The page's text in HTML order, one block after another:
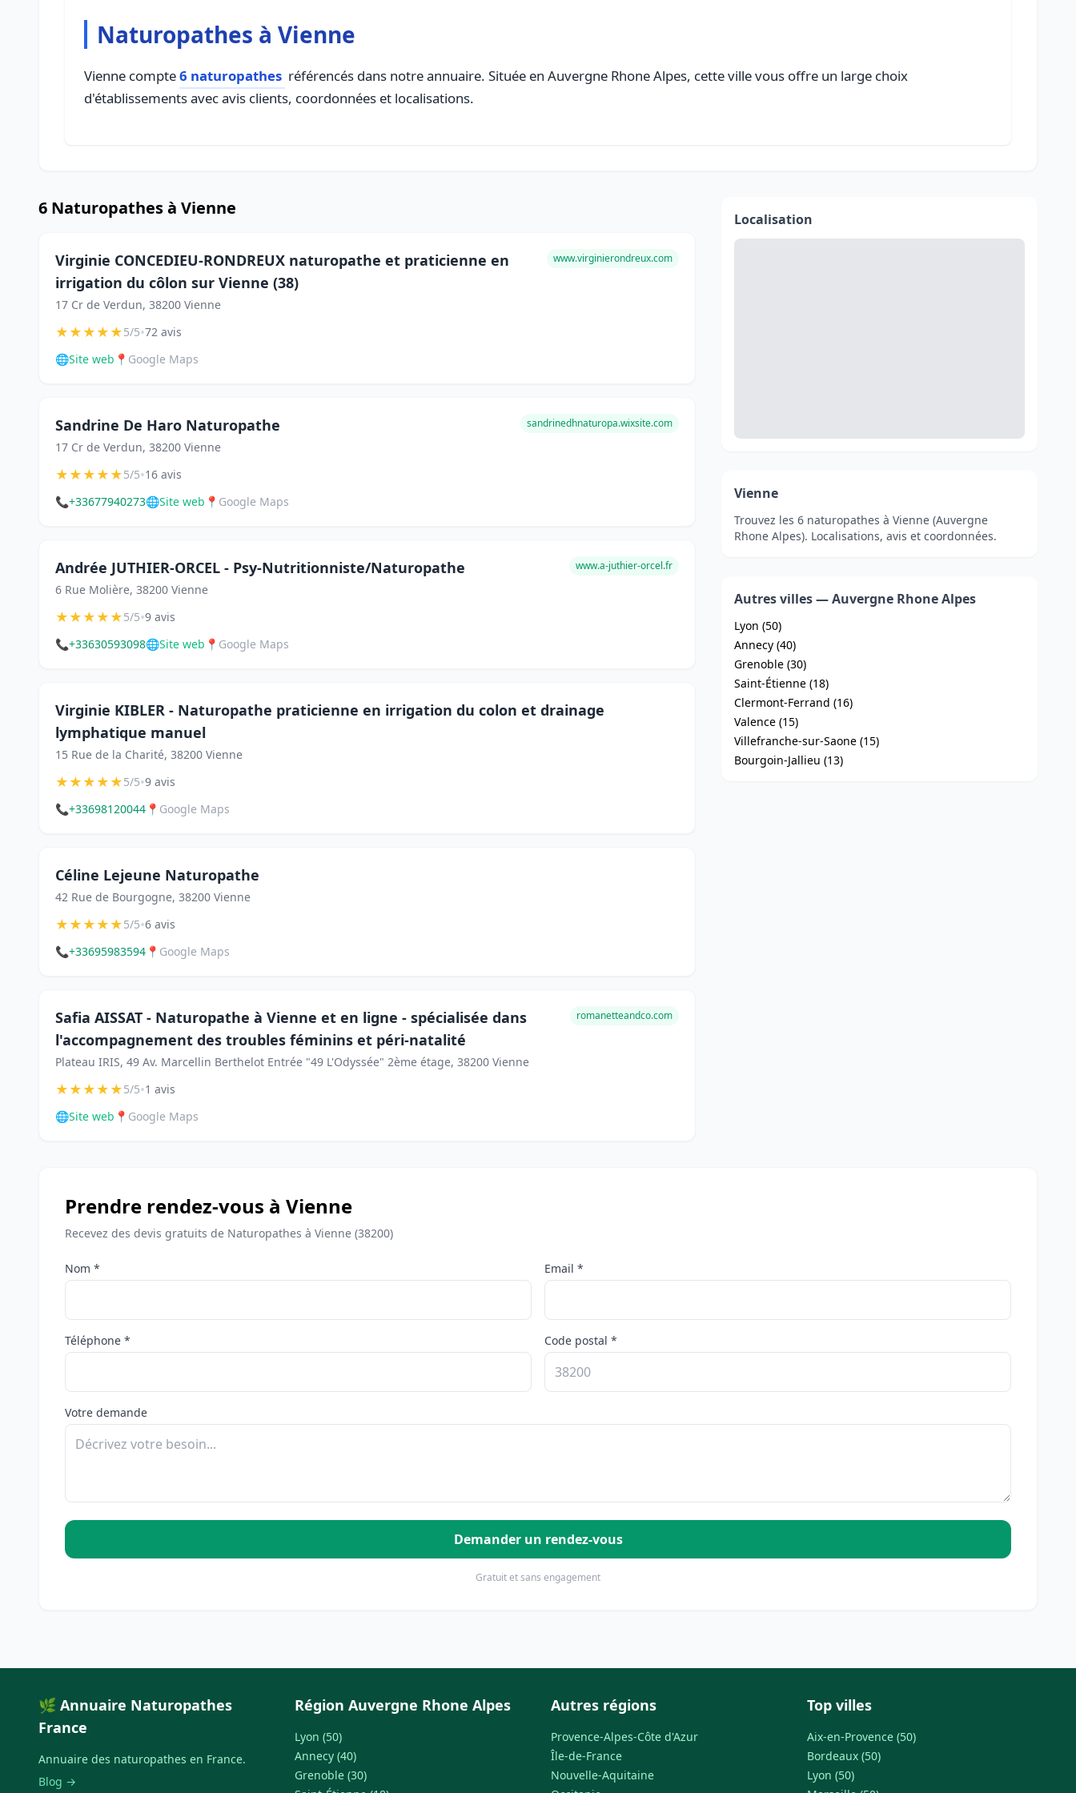
Naturopathes à Vienne
Vienne compte6 naturopathes référencés dans notre annuaire. Située en Auvergne Rhone Alpes, cette ville vous offre un large choix
d'établissements avec avis clients, coordonnées et localisations.
6 Naturopathes à Vienne
Virginie CONCEDIEU-RONDREUX naturopathe et praticienne en
irrigation du côlon sur Vienne (38)
17 Cr de Verdun, 38200 Vienne
www.virginierondreux.com
★★★★★5/5•72 avis
🌐Site web 📍 Google Maps
Sandrine De Haro Naturopathe
17 Cr de Verdun, 38200 Vienne
sandrinedhnaturopa.wixsite.com
★★★★★5/5•16 avis
📞+33677940273🌐Site web 📍 Google Maps
Andrée JUTHIER-ORCEL - Psy-Nutritionniste/Naturopathe
6 Rue Molière, 38200 Vienne
www.a-juthier-orcel.fr
★★★★★5/5•9 avis
📞+33630593098🌐Site web 📍 Google Maps
Virginie KIBLER - Naturopathe praticienne en irrigation du colon et drainage
lymphatique manuel
15 Rue de la Charité, 38200 Vienne
★★★★★5/5•9 avis
📞+33698120044 📍 Google Maps
Céline Lejeune Naturopathe
42 Rue de Bourgogne, 38200 Vienne
★★★★★5/5•6 avis
📞+33695983594 📍 Google Maps
Safia AISSAT - Naturopathe à Vienne et en ligne - spécialisée dans
l'accompagnement des troubles féminins et péri-natalité
Plateau IRIS, 49 Av. Marcellin Berthelot Entrée "49 L'Odyssée" 2ème étage, 38200 Vienne
romanetteandco.com
★★★★★5/5•1 avis
🌐Site web 📍 Google Maps
Localisation
Vienne
Trouvez les 6 naturopathes à Vienne (Auvergne
Rhone Alpes). Localisations, avis et coordonnées.
Autres villes — Auvergne Rhone Alpes
Lyon (50)
Annecy (40)
Grenoble (30)
Saint-Étienne (18)
Clermont-Ferrand (16)
Valence (15)
Villefranche-sur-Saone (15)
Bourgoin-Jallieu (13)
Prendre rendez-vous à Vienne
Recevez des devis gratuits de Naturopathes à Vienne (38200)
Nom * Email *
Téléphone * Code postal *
Votre demande
Demander un rendez-vous
Gratuit et sans engagement
🌿 Annuaire Naturopathes
France
Annuaire des naturopathes en France.
Blog →
Région Auvergne Rhone Alpes
Lyon (50)
Annecy (40)
Grenoble (30)
Autres régions
Provence-Alpes-Côte d'Azur
Île-de-France
Nouvelle-Aquitaine
Top villes
Aix-en-Provence (50)
Bordeaux (50)
Lyon (50)